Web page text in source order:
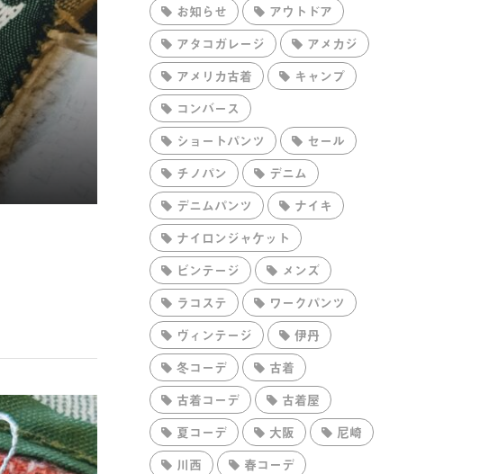
お知らせ
アウトドア
アタコガレージ
アメカジ
アメリカ古着
キャンプ
コンバース
ショートパンツ
セール
チノパン
デニム
デニムパンツ
ナイキ
ナイロンジャケット
ビンテージ
メンズ
ラコステ
ワークパンツ
ヴィンテージ
伊丹
冬コーデ
古着
古着コーデ
古着屋
夏コーデ
大阪
尼崎
川西
春コーデ